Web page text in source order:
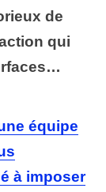
de
qui
équipe
à imposer